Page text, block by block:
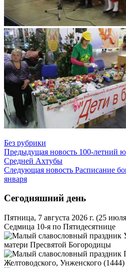
Без рубрики
Предыдущая новость 100-летний
Средней Ахтубы
Следующая новость Расписание
января
Сегодняшний день
Пятница, 7 августа 2026 г. (25 июля
Седмица 10-я по Пятидесятнице
матери Пресвятой Богородицы
Желтоводского, Унженского (1444)